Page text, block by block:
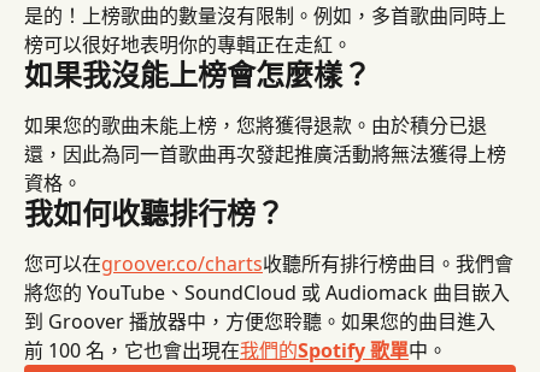
是的！上榜歌曲的數量沒有限制。例如，多首歌曲同時上
榜可以很好地表明你的專輯正在走紅。
如果我沒能上榜會怎麼樣？
如果您的歌曲未能上榜，您將獲得退款。由於積分已退
還，因此為同一首歌曲再次發起推廣活動將無法獲得上榜
資格。
我如何收聽排行榜？
您可以在groover.co/charts收聽所有排行榜曲目。我們會
將您的 YouTube、SoundCloud 或 Audiomack 曲目嵌入
到 Groover 播放器中，方便您聆聽。如果您的曲目進入
前 100 名，它也會出現在我們的Spotify 歌單中。